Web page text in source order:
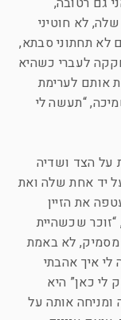
לא חוטיני
לא תחתוני סבתא,
לעברי כשהיא
אותם לערימת
“תעשה לי
על הצד ושדיה
יד אחת שלה ואת
את הזיין
שכשהיית
מסמיק, לא באמת
איך אהבתי
לי כאן” היא
ומניחה אותה על